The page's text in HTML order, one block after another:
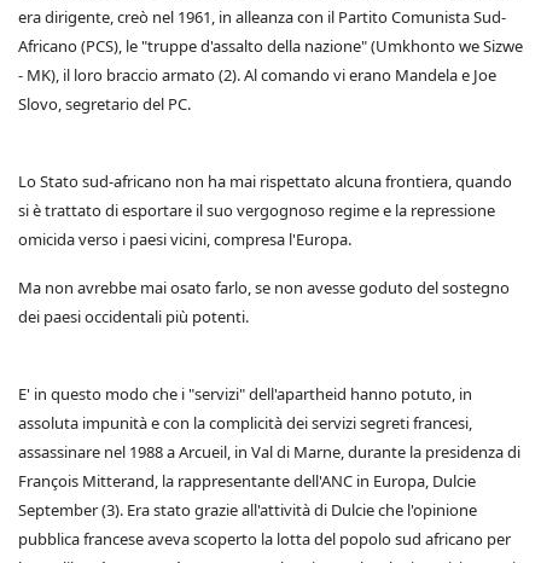
era dirigente, creò nel 1961, in alleanza con il Partito Comunista Sud-
Africano (PCS), le "truppe d'assalto della nazione" (Umkhonto we Sizwe
- MK), il loro braccio armato (2). Al comando vi erano Mandela e Joe
Slovo, segretario del PC.
Lo Stato sud-africano non ha mai rispettato alcuna frontiera, quando
si è trattato di esportare il suo vergognoso regime e la repressione
omicida verso i paesi vicini, compresa l'Europa.
Ma non avrebbe mai osato farlo, se non avesse goduto del sostegno
dei paesi occidentali più potenti.
E' in questo modo che i "servizi" dell'apartheid hanno potuto, in
assoluta impunità e con la complicità dei servizi segreti francesi,
assassinare nel 1988 a Arcueil, in Val di Marne, durante la presidenza di
François Mitterand, la rappresentante dell'ANC in Europa, Dulcie
September (3). Era stato grazie all'attività di Dulcie che l'opinione
pubblica francese aveva scoperto la lotta del popolo sud africano per